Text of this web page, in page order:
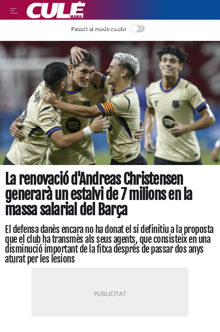
LEER EN CASTELLANO
Passa’t al mode estalvi
La renovació d'Andreas Christensen
generarà un estalvi de 7 milions en la
massa salarial del Barça
El defensa danès encara no ha donat el sí definitiu a la proposta
que el club ha transmès als seus agents, que consisteix en una
disminució important de la fitxa després de passar dos anys
aturat per les lesions